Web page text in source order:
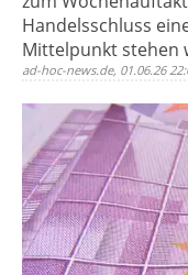
Handelsschluss
Mittelpunkt stehen
ad-hoc-news.de, 01.06.26